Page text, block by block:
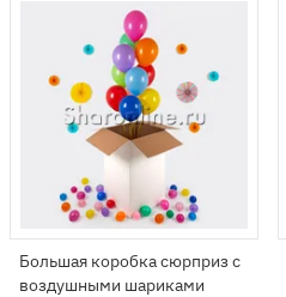
Большая коробка сюрприз с
воздушными шариками